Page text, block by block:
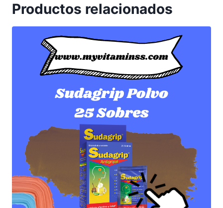
Productos relacionados